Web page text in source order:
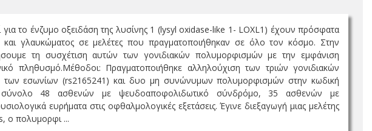
το ένζυμο οξειδάση της λυσίνης 1 (lysyl oxidase-like 1- LOXL1) έχουν πρόσφατα
γλαυκώματος σε μελέτες που πραγματοποιήθηκαν σε όλο τον κόσμο. Στην
τη συσχέτιση αυτών των γονιδιακών πολυμορφισμών με την εμφάνιση
πληθυσμό.Μέθοδοι: Πραγματοποιήθηκε αλληλούχιση των τριών γονιδιακών
των εσωνίων (rs2165241) και δυο μη συνώνυμων πολυμορφισμών στην κωδική
48 ασθενών με ψευδοαποφολιδωτικό σύνδρόμο, 35 ασθενών με
ευρήματα στις οφθαλμολογικές εξετάσεις. Έγινε διεξαγωγή μιας μελέτης
o πολυμορφι ...